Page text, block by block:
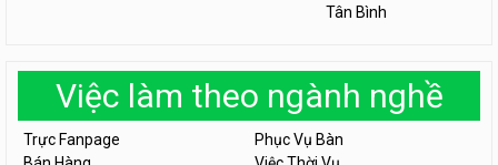
Tân Bình
Việc làm theo ngành nghề
Trực Fanpage
Phục Vụ Bàn